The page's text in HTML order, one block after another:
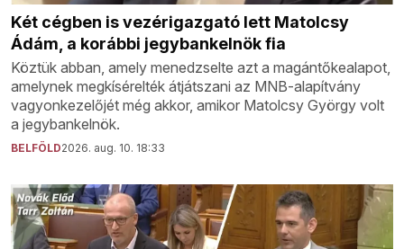
Két cégben is vezérigazgató lett Matolcsy
Ádám, a korábbi jegybankelnök fia
Köztük abban, amely menedzselte azt a magántőkealapot,
amelynek megkísérelték átjátszani az MNB-alapítvány
vagyonkezelőjét még akkor, amikor Matolcsy György volt
a jegybankelnök.
BELFÖLD2026. aug. 10. 18:33